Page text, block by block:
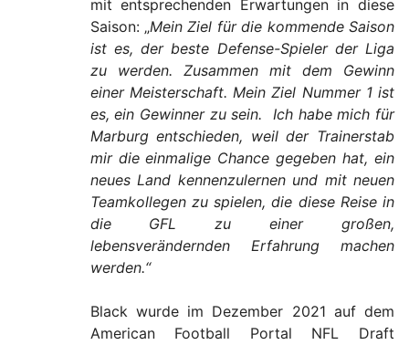
mit entsprechenden Erwartungen in diese
Saison: „Mein Ziel für die kommende Saison
ist es, der beste Defense-Spieler der Liga
zu werden. Zusammen mit dem Gewinn
einer Meisterschaft. Mein Ziel Nummer 1 ist
es, ein Gewinner zu sein. Ich habe mich für
Marburg entschieden, weil der Trainerstab
mir die einmalige Chance gegeben hat, ein
neues Land kennenzulernen und mit neuen
Teamkollegen zu spielen, die diese Reise in
die GFL zu einer großen,
lebensverändernden Erfahrung machen
werden.“
Black wurde im Dezember 2021 auf dem
American Football Portal NFL Draft